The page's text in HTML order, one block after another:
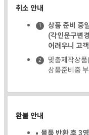
취소 안내
상품 준비 중
(각인문구변
어려우니 고
맞춤제작상
상품준비중
환불 안내